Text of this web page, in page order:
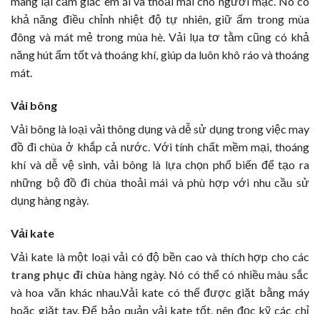
khả năng điều chỉnh nhiệt độ tự nhiên, giữ ấm trong mùa
đông và mát mẻ trong mùa hè. Vải lụa tơ tằm cũng có khả
năng hút ẩm tốt và thoáng khí, giúp da luôn khô ráo và thoáng
mát.
Vải bông
Vải bông là loại vải thông dụng và dễ sử dụng trong việc may
đồ đi chùa ở khắp cả nước. Với tính chất mềm mại, thoáng
khí và dễ vệ sinh, vải bông là lựa chọn phổ biến để tạo ra
những bộ đồ đi chùa thoải mái và phù hợp với nhu cầu sử
dụng hàng ngày.
Vải kate
Vải kate là một loại vải có độ bền cao và thích hợp cho các
trang phục đi chùa hàng ngày. Nó có thể có nhiều màu sắc
và hoa văn khác nhau.Vải kate có thể được giặt bằng máy
hoặc giặt tay. Để bảo quản vải kate tốt, nên đọc kỹ các chỉ